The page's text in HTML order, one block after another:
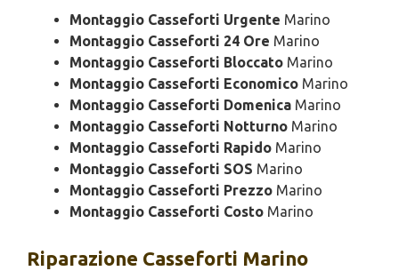
Montaggio Casseforti Urgente Marino
Montaggio Casseforti 24 Ore Marino
Montaggio Casseforti Bloccato Marino
Montaggio Casseforti Economico Marino
Montaggio Casseforti Domenica Marino
Montaggio Casseforti Notturno Marino
Montaggio Casseforti Rapido Marino
Montaggio Casseforti SOS Marino
Montaggio Casseforti Prezzo Marino
Montaggio Casseforti Costo Marino
Riparazione Casseforti Marino